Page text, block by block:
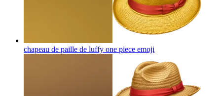
chapeau de paille de luffy one piece emoji